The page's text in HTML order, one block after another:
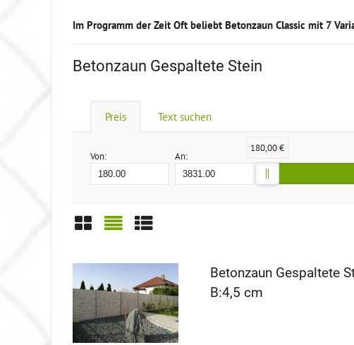
Im Programm der Zeit Oft beliebt Betonzaun Classic mit 7
Betonzaun Gespaltete Stein
Preis Text suchen
Von: An:
180,00 €
Betonzaun Gespaltete
B:4,5 cm